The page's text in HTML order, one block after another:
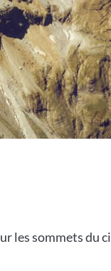
les sommets du